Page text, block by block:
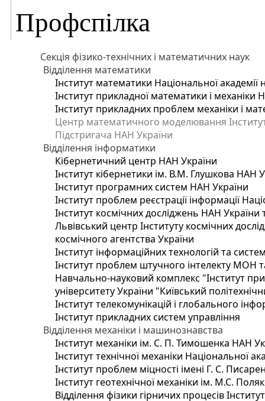
Профспілка
Секція фізико-технічних і математичних наук
Відділення математики
Інститут математики Національної академії
Інститут прикладної математики і механіки
Інститут прикладних проблем механіки і
Центр математичного моделювання
Підстригача НАН України
Відділення інформатики
Кібернетичний центр НАН України
Інститут кібернетики ім. В.М. Глушкова НАН
Інститут програмних систем НАН України
Інститут проблем реєстрації інформації
Інститут космічних досліджень НАН України
Львівський центр Інституту космічних
космічного агентства України
Інститут інформаційних технологій та
Інститут проблем штучного інтелекту МОН
Навчально-науковий комплекс "Інститут
університету України "Київський
Інститут телекомунікацій і глобального
Інститут прикладних систем управління
Відділення механіки і машинознавства
Інститут механіки ім. С. П. Тимошенка НАН
Інститут технічної механіки Національної
Інститут проблем міцності імені Г. С.
Інститут геотехнічної механіки ім. М.С.
Відділення фізики гірничих процесів